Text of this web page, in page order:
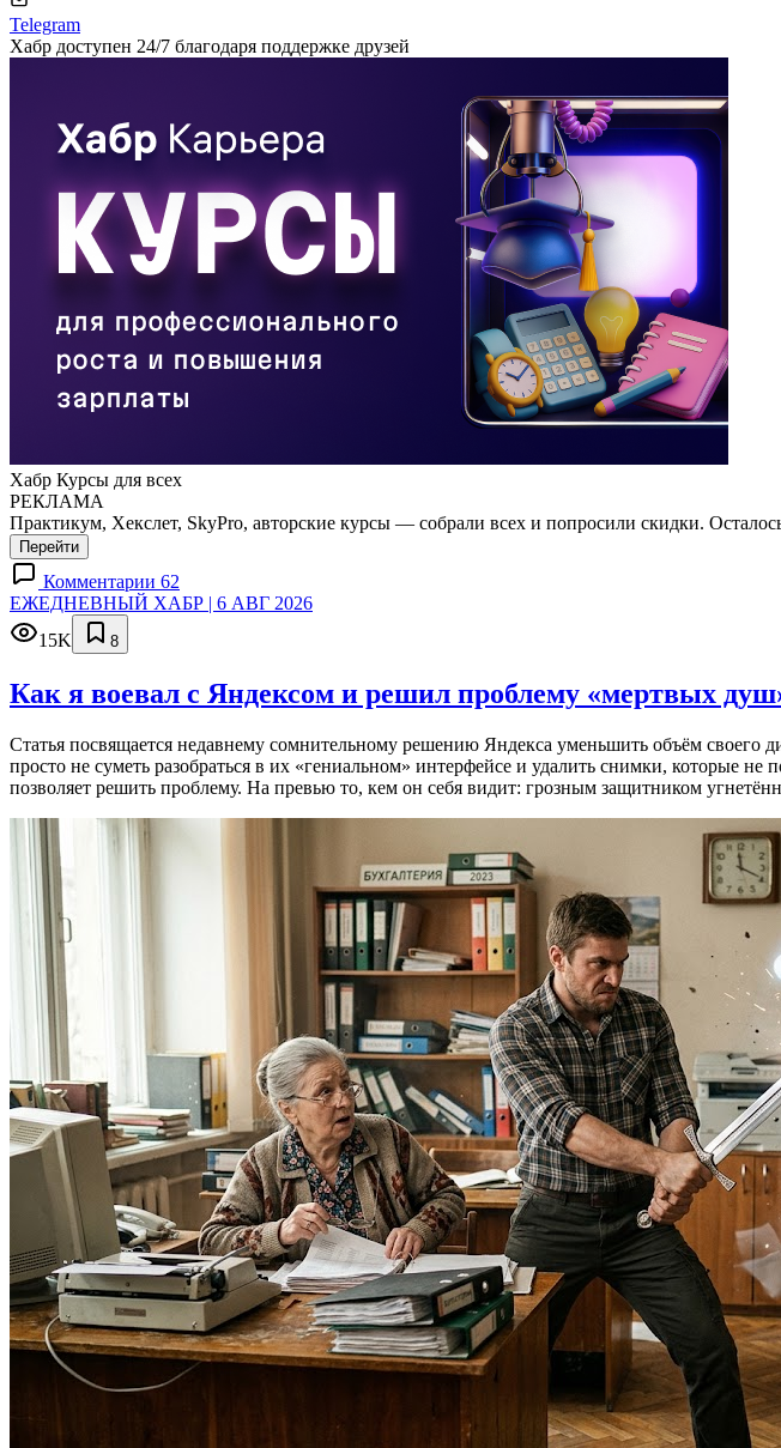
Telegram
Хабр доступен 24/7 благодаря поддержке друзей
Хабр Курсы для всех
РЕКЛАМА
Практикум, Хекслет, SkyPro, авторские курсы — собрали всех и попросили скидки.
Перейти
Комментарии 62
ЕЖЕДНЕВНЫЙ ХАБР | 6 АВГ 2026
15K
8
Как я воевал с Яндексом и решил проблему «мертвых
Статья посвящается недавнему сомнительному решению Яндекса уменьшить объём своего
просто не суметь разобраться в их «гениальном» интерфейсе и удалить снимки, которые
позволяет решить проблему. На превью то, кем он себя видит: грозным защитником